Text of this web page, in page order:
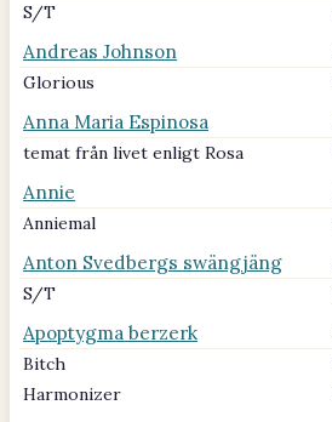
S/T
Andreas Johnson
Glorious
Anna Maria Espinosa
temat från livet enligt Rosa
Annie
Anniemal
Anton Svedbergs swängjäng
S/T
Apoptygma berzerk
Bitch
Harmonizer